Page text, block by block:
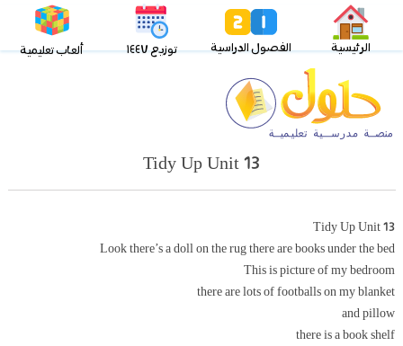
الرئيسية الفصول الدراسية توزيع ١٤٤٧ ألعاب تعليمية
Tidy Up Unit 13
Tidy Up Unit 13
Look there’s a doll on the rug there are books under the bed
This is picture of my bedroom
there are lots of footballs on my blanket
and pillow
there is a book shelf